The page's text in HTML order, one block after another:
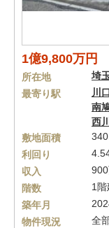
1億9,800万円
所在地 埼
最寄り駅
川
南
西
敷地面積
利回り
収入
階数
1階
築年月
物件現況
全